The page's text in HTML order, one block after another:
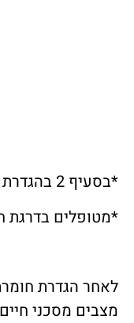
*בסעיף 2 בהגדרת חולה קשה- יש לסייג חולי COPD הסובלים מהיפוקסמיה קבועה.
*מטופלים בדרגת
לאחר הגדרת
מצבים מסכני חיים